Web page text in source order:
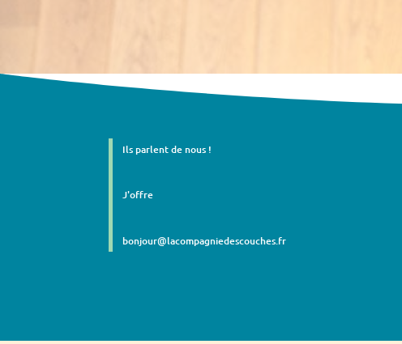
Ils parlent de nous !
J'offre
bonjour@lacompagniedescouches.fr